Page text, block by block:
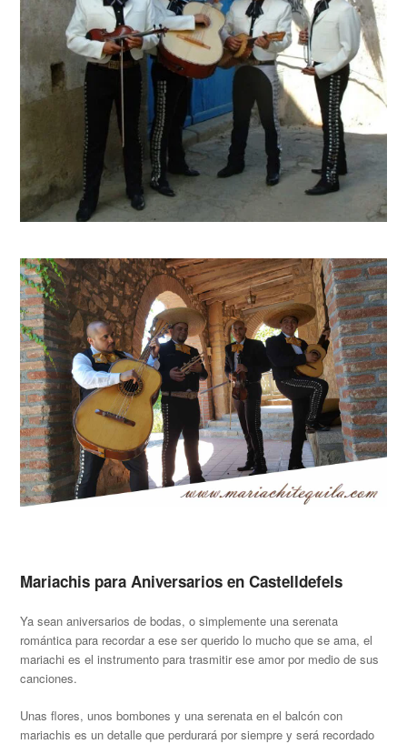
Mariachis para Aniversarios en Castelldefels
Ya sean aniversarios de bodas, o simplemente una serenata
romántica para recordar a ese ser querido lo mucho que se ama, el
mariachi es el instrumento para trasmitir ese amor por medio de sus
canciones.
Unas flores, unos bombones y una serenata en el balcón con
mariachis es un detalle que perdurará por siempre y será recordado